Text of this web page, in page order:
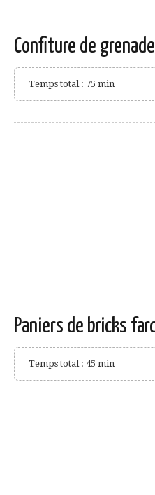
Confiture de
Temps total : 75 min
Paniers de bricks
Temps total : 45 min